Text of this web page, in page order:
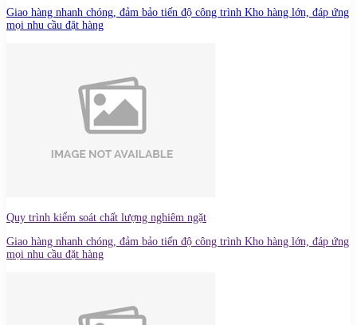
Giao hàng nhanh chóng, đảm bảo tiến độ công trình Kho hàng lớn, đáp ứng
mọi nhu cầu đặt hàng
Quy trình kiểm soát chất lượng nghiêm ngặt
Giao hàng nhanh chóng, đảm bảo tiến độ công trình Kho hàng lớn, đáp ứng
mọi nhu cầu đặt hàng